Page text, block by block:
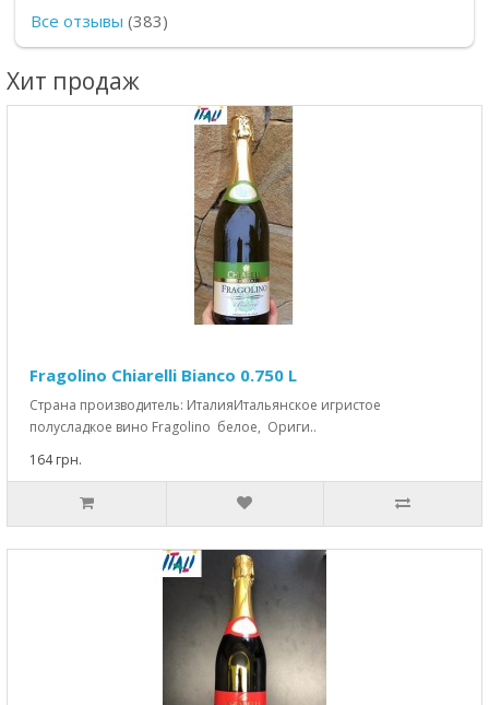
Все отзывы (383)
Хит продаж
Fragolino Chiarelli Bianco 0.750 L
Страна производитель: ИталияИтальянское игристое
полусладкое вино Fragolino белое, Ориги..
164 грн.